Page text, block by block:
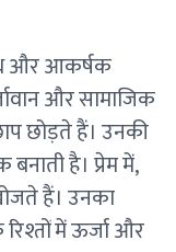
और आकर्षक
और सामाजिक
छोड़ते हैं। उनकी
है। प्रेम में,
हैं। उनका
में ऊर्जा और